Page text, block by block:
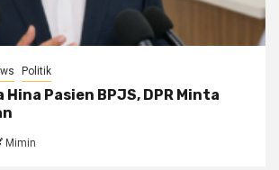
Politik
Hina Pasien BPJS, DPR Minta
Mimin